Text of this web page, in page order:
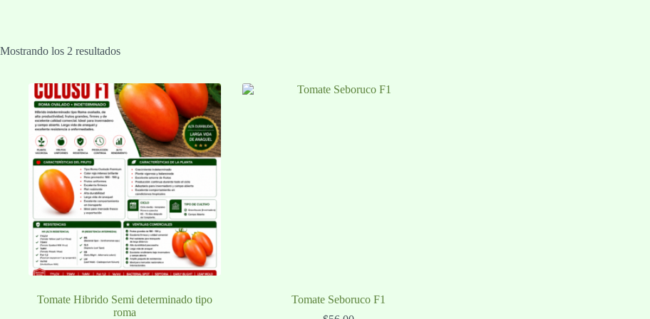
Mostrando los 2 resultados
Tomate Hibrido Semi determinado tipo
roma
Tomate Seboruco F1